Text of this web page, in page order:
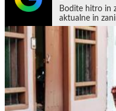
Bodite hitro in
aktualne in